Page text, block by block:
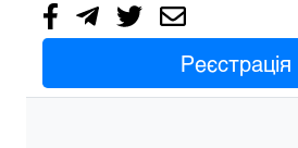
Реєстрація